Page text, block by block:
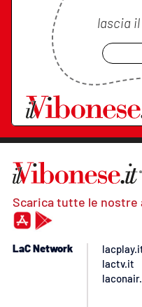
lascia
Scarica tutte le nostre
LaC Network
lactv.it